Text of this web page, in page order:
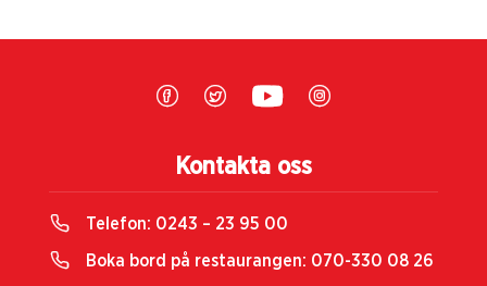
Kontakta oss
Telefon: 0243 – 23 95 00
Boka bord på restaurangen: 070-330 08 26